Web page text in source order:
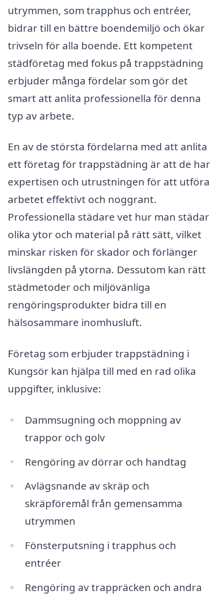
utrymmen, som trapphus och entréer,
bidrar till en bättre boendemiljö och ökar
trivseln för alla boende. Ett kompetent
städföretag med fokus på trappstädning
erbjuder många fördelar som gör det
smart att anlita professionella för denna
typ av arbete.
En av de största fördelarna med att anlita
ett företag för trappstädning är att de har
expertisen och utrustningen för att utföra
arbetet effektivt och noggrant.
Professionella städare vet hur man städar
olika ytor och material på rätt sätt, vilket
minskar risken för skador och förlänger
livslängden på ytorna. Dessutom kan rätt
städmetoder och miljövänliga
rengöringsprodukter bidra till en
hälsosammare inomhusluft.
Företag som erbjuder trappstädning i
Kungsör kan hjälpa till med en rad olika
uppgifter, inklusive:
Dammsugning och moppning av
trappor och golv
Rengöring av dörrar och handtag
Avlägsnande av skräp och
skräpföremål från gemensamma
utrymmen
Fönsterputsning i trapphus och
entréer
Rengöring av trappräcken och andra